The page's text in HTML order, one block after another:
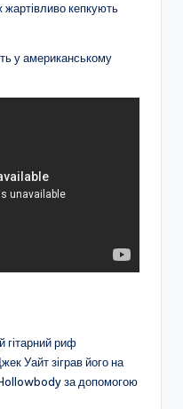
жартівливо кепкують
у американському
гітарний риф
Уайт зіграв його на
Hollowbody за допомогою